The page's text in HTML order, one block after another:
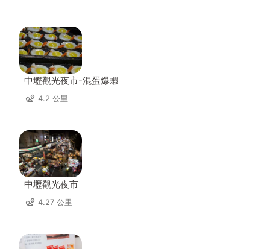
中壢觀光夜市-混蛋爆蝦
4.2 公里
中壢觀光夜市
4.27 公里